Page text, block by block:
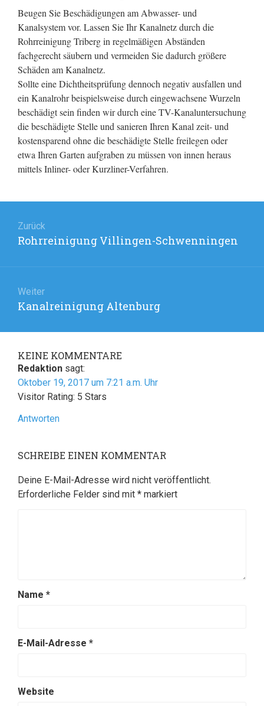
Beugen Sie Beschädigungen am Abwasser- und
Kanalsystem vor. Lassen Sie Ihr Kanalnetz durch die
Rohrreinigung Triberg in regelmäßigen Abständen
fachgerecht säubern und vermeiden Sie dadurch größere
Schäden am Kanalnetz.
Sollte eine Dichtheitsprüfung dennoch negativ ausfallen und
ein Kanalrohr beispielsweise durch eingewachsene Wurzeln
beschädigt sein finden wir durch eine TV-Kanaluntersuchung
die beschädigte Stelle und sanieren Ihren Kanal zeit- und
kostensparend ohne die beschädigte Stelle freilegen oder
etwa Ihren Garten aufgraben zu müssen von innen heraus
mittels Inliner- oder Kurzliner-Verfahren.
Zurück
Vorheriger
Rohrreinigung Villingen-Schwenningen
Weiter
Nächster
Kanalreinigung Altenburg
KEINE KOMMENTARE
Redaktion sagt:
Oktober 19, 2017 um 7:21 a.m. Uhr
Visitor Rating: 5 Stars
Antworten
SCHREIBE EINEN KOMMENTAR
Deine E-Mail-Adresse wird nicht veröffentlicht.
Erforderliche Felder sind mit * markiert
Name *
E-Mail-Adresse *
Website